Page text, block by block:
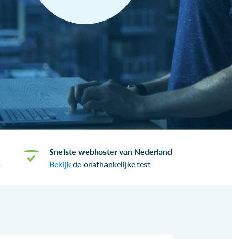
Snelste webhoster van Nederland
Bekijkde onafhankelijke test